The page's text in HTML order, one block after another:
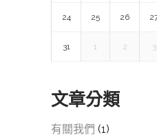
24 25 26
31 1 2 3
文章分類
有關我們 (1)